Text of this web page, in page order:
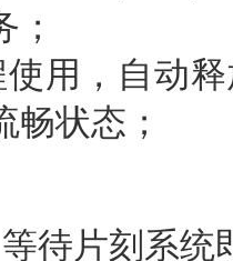
，自动释
状态；
片刻系统